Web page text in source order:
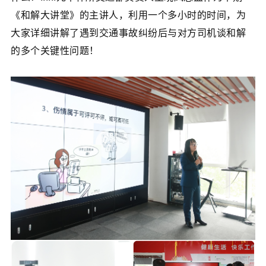
《和解大讲堂》的主讲人，利用一个多小时的时间，为
大家详细讲解了遇到交通事故纠纷后与对方司机谈和解
的多个关键性问题！